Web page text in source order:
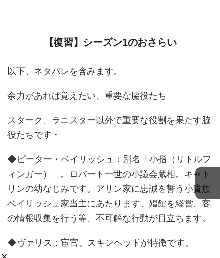
【復習】シーズン1のおさらい
以下、ネタバレを含みます。
余力があれば覚えたい、重要な脇役たち
スターク、ラニスター以外で重要な役割を果たす脇
役たちです・
◆ピーター・ベイリッシュ：別名「小指（リトルフ
ィンガー）」。ロバート一世の小議会蔵相。キャト
リンの幼なじみです。アリン家に忠誠を誓う小貴族
ベイリッシュ家当主にあたります。娼館を経営、客
の情報収集を行う等、不可解な行動が目立ちます。
◆ヴァリス：宦官。スキンヘッドが特徴です。